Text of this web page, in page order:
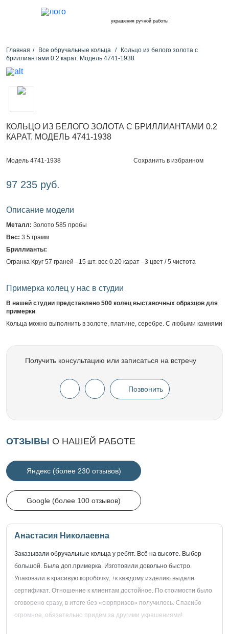
украшения ручной работы
Главная Все обручальные кольца
Кольцо из белого золота с
бриллиантами 0.2 карат. Модель 4741-1938
КОЛЬЦО ИЗ БЕЛОГО ЗОЛОТА С БРИЛЛИАНТАМИ 0.2
КАРАТ. МОДЕЛЬ 4741-1938
Модель 4741-1938 Сохранить в избранном
97 235 руб.
Описание модели
Металл: Золото 585 пробы
Вес: 3.5 грамм
Бриллианты:
Огранка Круг 57 граней - 15 шт. вес 0.20 карат - 3 цвет / 5 чистота
Примерка колец у нас в студии
В нашей студии представлено 500 колец выставочных образцов для
примерки
Кольца можно выполнить в золоте, платине, серебре. С любыми камнями
Получить консультацию или записаться на встречу
Позвонить
ОТЗЫВЫ О НАШЕЙ РАБОТЕ
Яндекс (более 230 отзывов)
Google (более 100 отзывов)
Анастасия Николаевна
Заказывали обручальные кольца у ребят. Всё на высоте. Выбор
большой. Была доп.примерка. Изготовили довольно быстро.
Упаковали в красивую коробочку, +к каждому изделию выдали
сертификат. Отношение к клиентам достойное. По стоимости было
оговорено сразу, в итоге без «сюрпризов» получилось. Спасибо
огромное, обязательно придём за другими украшениями!